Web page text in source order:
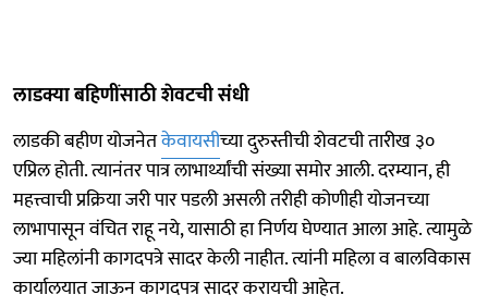
लाडक्या बहिणींसाठी शेवटची संधी
लाडकी बहीण योजनेतकेवायसीच्या दुरुस्तीची शेवटची तारीख ३०
एप्रिल होती. त्यानंतर पात्र लाभार्थ्यांची संख्या समोर आली. दरम्यान, ही
महत्त्वाची प्रक्रिया जरी पार पडली असली तरीही कोणीही योजनच्या
लाभापासून वंचित राहू नये, यासाठी हा निर्णय घेण्यात आला आहे. त्यामुळे
ज्या महिलांनी कागदपत्रे सादर केली नाहीत. त्यांनी महिला व बालविकास
कार्यालयात जाऊन कागदपत्र सादर करायची आहेत.